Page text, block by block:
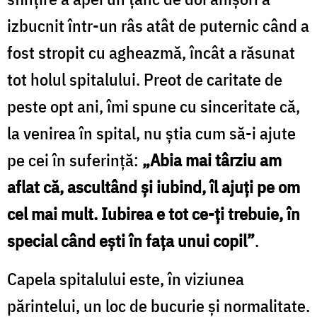
izbucnit într-un râs atât de puternic când a
fost stropit cu agheazmă, încât a răsunat
tot holul spitalului. Preot de caritate de
peste opt ani, îmi spune cu sinceritate că,
la venirea în spital, nu ştia cum să-i ajute
pe cei în suferinţă: „Abia mai târziu am
aflat că, ascultând şi iubind, îl ajuţi pe om
cel mai mult. Iubirea e tot ce-ţi trebuie, în
special când eşti în faţa unui copil”.
Capela spitalului este, în viziunea
părintelui, un loc de bucurie şi normalitate.